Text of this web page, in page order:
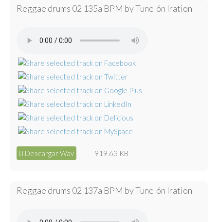
Reggae drums 02 135a BPM by Tunelón Iration
Descargar Wav 919.63 KB
Reggae drums 02 137a BPM by Tunelón Iration